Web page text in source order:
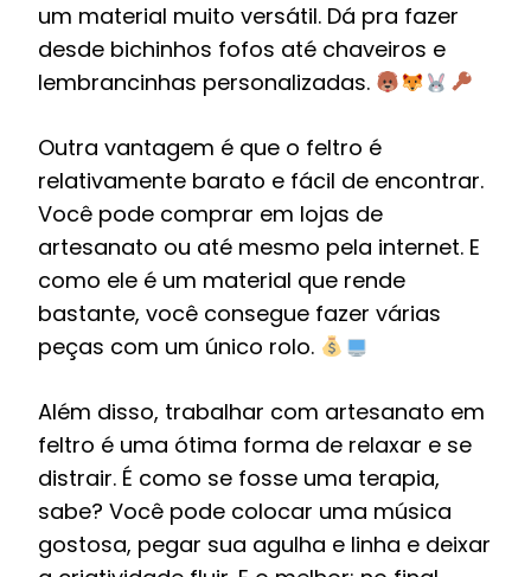
um material muito versátil. Dá pra fazer
desde bichinhos fofos até chaveiros e
lembrancinhas personalizadas.
Outra vantagem é que o feltro é
relativamente barato e fácil de encontrar.
Você pode comprar em lojas de
artesanato ou até mesmo pela internet. E
como ele é um material que rende
bastante, você consegue fazer várias
peças com um único rolo.
Além disso, trabalhar com artesanato em
feltro é uma ótima forma de relaxar e se
distrair. É como se fosse uma terapia,
sabe? Você pode colocar uma música
gostosa, pegar sua agulha e linha e deixar